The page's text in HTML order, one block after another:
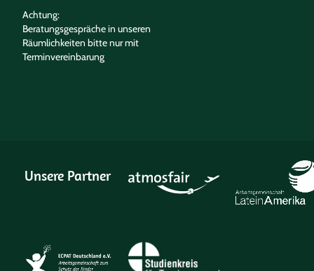
Achtung:
Beratungsgespräche in unseren
Räumlichkeiten bitte nur mit
Terminvereinbarung
Unsere Partner